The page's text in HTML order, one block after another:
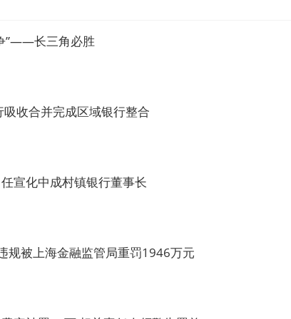
”——长三角必胜
收合并完成区域银行整合
宣化中成村镇银行董事长
规被上海金融监管局重罚1946万元